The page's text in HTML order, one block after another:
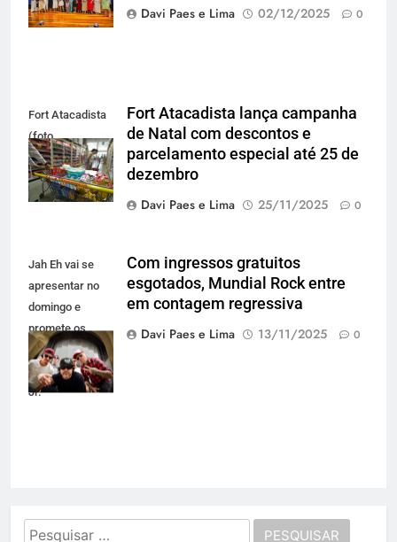
Lacombi) Davi Paes e Lima 02/12/2025 0
Fort Atacadista
(foto
Divulgação)
Fort Atacadista lança campanha
de Natal com descontos e
parcelamento especial até 25 de
dezembro
Davi Paes e Lima
25/11/2025 0
Jah Eh vai se
apresentar no
domingo e
promete os
clássicos do
Charlie Brown
Jr.
Com ingressos gratuitos
esgotados, Mundial Rock entre
em contagem regressiva
Davi Paes e Lima
13/11/2025 0
Pesquisar